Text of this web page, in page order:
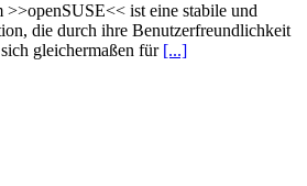
>>openSUSE<< ist eine stabile und
die durch ihre Benutzerfreundlichkeit
gleichermaßen für [...]